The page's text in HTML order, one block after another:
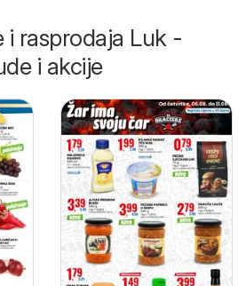
i rasprodaja Luk -
i akcije